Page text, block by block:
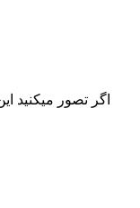
اگر تصور میکنید این